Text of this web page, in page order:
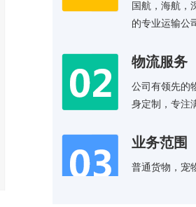
国航，海航，
的专业运输公
物流服务
公司有领先的
身定制，专注
业务范围
普通货物，宠